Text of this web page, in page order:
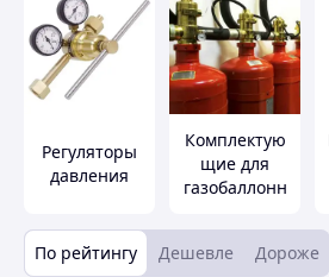
Регуляторы
давления
Комплектую
щие для
газобаллонн
оборудовани
я
По рейтингу Дешевле Дороже